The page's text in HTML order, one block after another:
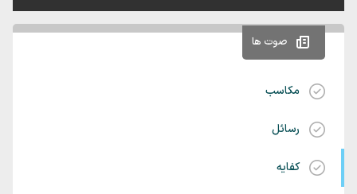
صوت ها
مکاسب
رسائل
کفایه